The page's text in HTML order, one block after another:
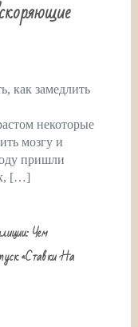
как замедлить
некоторые
мозгу и
пришли
[…]
Чем
«Ставки На